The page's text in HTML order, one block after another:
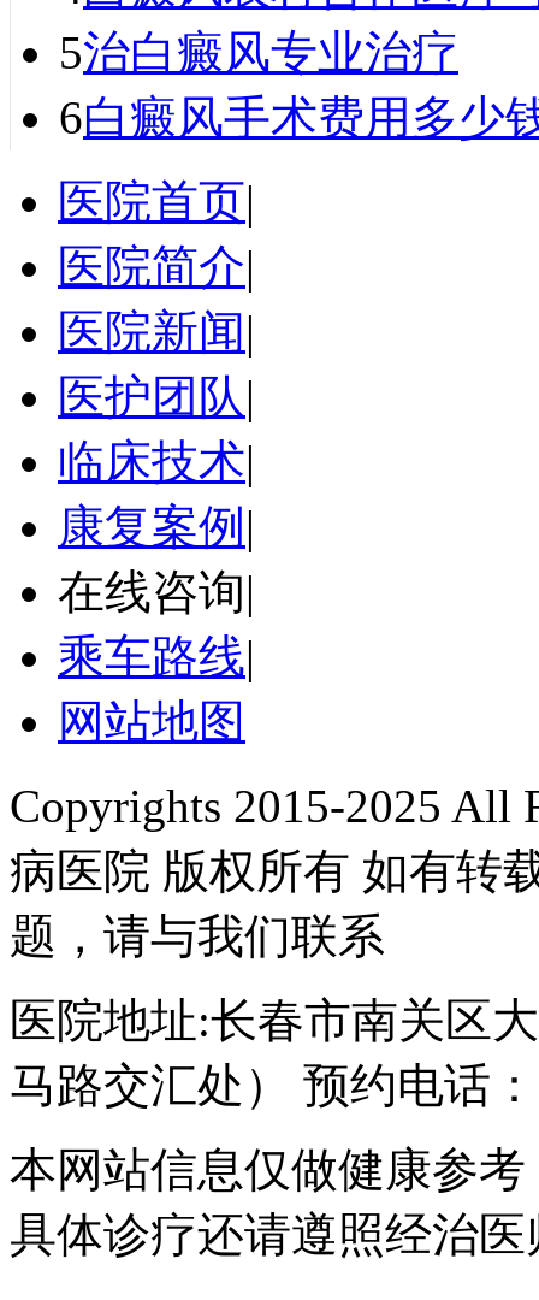
5治白癜风专业治疗
6白癜风手术费用多少
医院首页|
医院简介|
医院新闻|
医护团队|
临床技术|
康复案例 |
在线咨询|
乘车路线|
网站地图
Copyrights 2015-2025 All
病医院 版权所有 如有转
题，请与我们联系
医院地址:长春市南关区
马路交汇处） 预约电话
本网站信息仅做健康参
具体诊疗还请遵照经治医